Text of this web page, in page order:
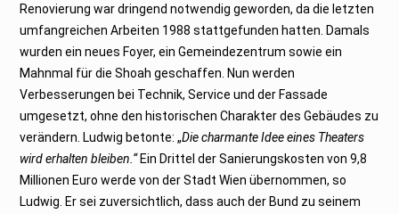
Renovierung war dringend notwendig geworden, da die letzten
umfangreichen Arbeiten 1988 stattgefunden hatten. Damals
wurden ein neues Foyer, ein Gemeindezentrum sowie ein
Mahnmal für die Shoah geschaffen. Nun werden
Verbesserungen bei Technik, Service und der Fassade
umgesetzt, ohne den historischen Charakter des Gebäudes zu
verändern. Ludwig betonte: „Die charmante Idee eines Theaters
wird erhalten bleiben.“Ein Drittel der Sanierungskosten von 9,8
Millionen Euro werde von der Stadt Wien übernommen, so
Ludwig. Er sei zuversichtlich, dass auch der Bund zu seinem